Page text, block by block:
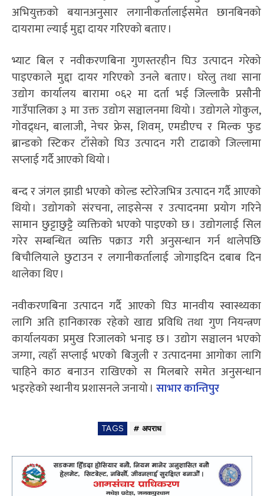
अभियुक्तको बयानअनुसार लगानीकर्तालाईसमेत छानबिनको
दायरामा ल्याई मुद्दा दायर गरिएको बताए ।
भ्याट बिल र नवीकरणबिना गुणस्तरहीन घिउ उत्पादन गरेको
पाइएकाले मुद्दा दायर गरिएको उनले बताए । घरेलु तथा साना
उद्योग कार्यालय बारामा ०६२ मा दर्ता भई जिल्लाकै प्रसौनी
गाउँपालिका ३ मा उक्त उद्योग सञ्चालनमा थियो । उद्योगले गोकुल,
गोवद्र्धन, बालाजी, नेचर फ्रेस, शिवम्, एमडीएच र मिल्क फुड
ब्रान्डको स्टिकर टाँसेको घिउ उत्पादन गरी टाढाको जिल्लामा
सप्लाई गर्दै आएको थियो ।
बन्द र जंगल झाडी भएको कोल्ड स्टोरेजभित्र उत्पादन गर्दै आएको
थियो । उद्योगको संरचना, लाइसेन्स र उत्पादनमा प्रयोग गरिने
सामान छुट्टाछुट्टै व्यक्तिको भएको पाइएको छ । उद्योगलाई सिल
गरेर सम्बन्धित व्यक्ति पक्राउ गरी अनुसन्धान गर्न थालेपछि
बिचौलियाले छुटाउन र लगानीकर्तालाई जोगाइदिन दबाब दिन
थालेका थिए ।
नवीकरणबिना उत्पादन गर्दै आएको घिउ मानवीय स्वास्थ्यका
लागि अति हानिकारक रहेको खाद्य प्रविधि तथा गुण नियन्त्रण
कार्यालयका प्रमुख रिजालको भनाइ छ । उद्योग सञ्चालन भएको
जग्गा, त्यहाँ सप्लाई भएको बिजुली र उत्पादनमा आगोका लागि
चाहिने काठ बनाउन राखिएको स मिलबारे समेत अनुसन्धान
भइरहेको स्थानीय प्रशासनले जनायो । साभार कान्तिपुर
TAGS # अपराध